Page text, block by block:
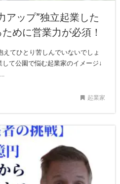
アップ”独立起業した
めに営業力が必須！
てひとり苦しんでいないでしょ
て公園で悩む起業家のイメージ↓
起業家